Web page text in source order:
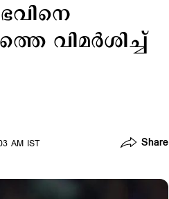
വിമര്‍ശിച്ച്
AM IST Share